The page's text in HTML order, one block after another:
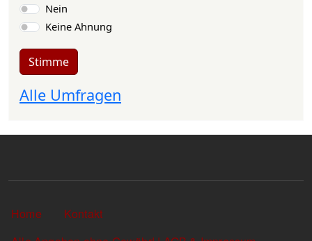
Nein
Keine Ahnung
Stimme
Alle Umfragen
Sekundärlinks
Home
Kontakt